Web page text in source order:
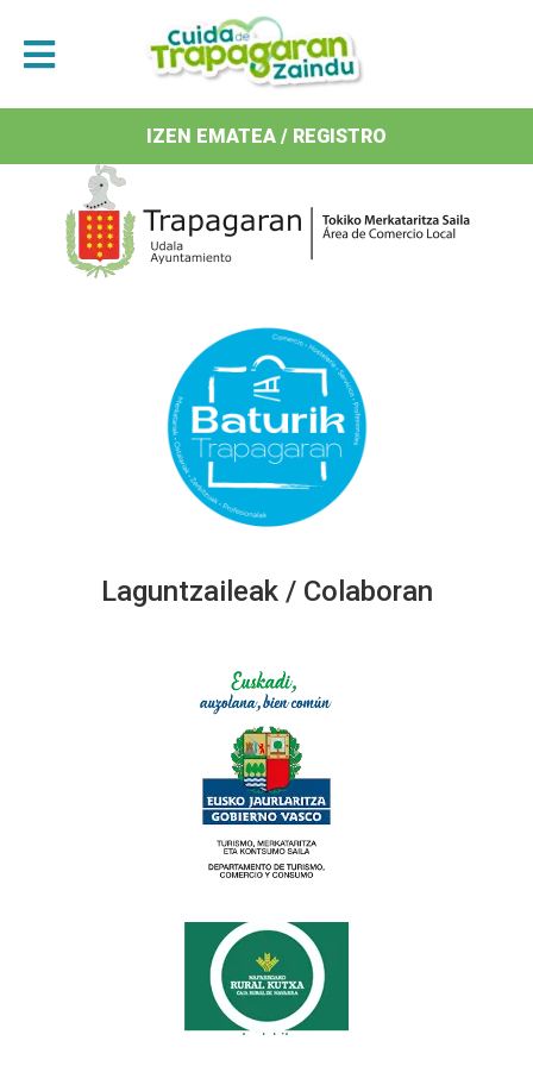
Antolatzaileak / Organizan
Laguntzaileak / Colaboran
IZEN EMATEA / REGISTRO